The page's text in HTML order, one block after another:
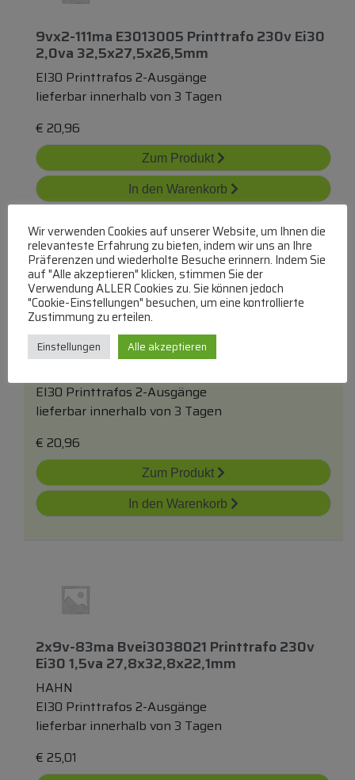
9vx2-111ma E3013005 Printtrafo 230v Ei30
2,0va 32,5x27,5x26,5mm
EI30 Printtrafos 2-Ausgänge
lieferbar innerhalb von 3 Tagen
€ 20,96
Zum Produkt
In den Warenkorb
9vx2-128ma Bvei3052866 Printtrafo 230v
Ei30/ 18 2,3va
EI30 Printtrafos 2-Ausgänge
lieferbar innerhalb von 3 Tagen
€ 20,96
Zum Produkt
In den Warenkorb
2x9v-83ma Bvei3038021 Printtrafo 230v
Ei30 1,5va 27,8x32,8x22,1mm
HAHN
EI30 Printtrafos 2-Ausgänge
lieferbar innerhalb von 3 Tagen
€ 25,01
Wir verwenden Cookies auf unserer Website, um Ihnen die
relevanteste Erfahrung zu bieten, indem wir uns an Ihre
Präferenzen und wiederholte Besuche erinnern. Indem Sie
auf "Alle akzeptieren" klicken, stimmen Sie der
Verwendung ALLER Cookies zu. Sie können jedoch
"Cookie-Einstellungen" besuchen, um eine kontrollierte
Zustimmung zu erteilen.
Einstellungen Alle akzeptieren